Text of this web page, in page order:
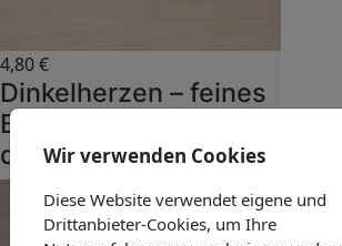
4,80€
Dinkelherzen – feines
Buttergebäck aus
dem Spreewald
Wir verwenden Cookies
Diese Website verwendet eigene und
Drittanbieter-Cookies, um Ihre